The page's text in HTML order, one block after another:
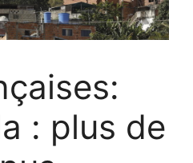
: plus de